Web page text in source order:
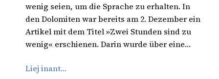
wenig seien, um die Sprache zu erhalten. In
den Dolomiten war bereits am 2. Dezember ein
Artikel mit dem Titel »Zwei Stunden sind zu
wenig« erschienen. Darin wurde über eine…
Liej inant…